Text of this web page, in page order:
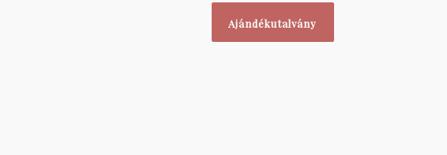
Ajándékutalvány